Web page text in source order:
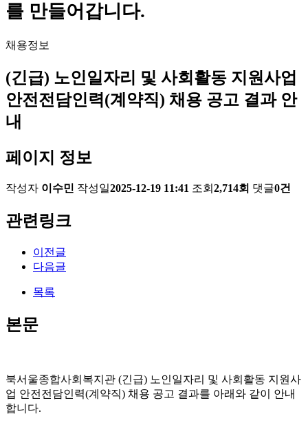
를 만들어갑니다.
채용정보
(긴급) 노인일자리 및 사회활동 지원사업
안전전담인력(계약직) 채용 공고 결과 안
내
페이지 정보
작성자 이수민 작성일2025-12-19 11:41 조회 2,714회 댓글0건
관련링크
이전글
다음글
목록
본문
북서울종합사회복지관 (긴급) 노인일자리 및 사회활동 지원사
업 안전전담인력(계약직) 채용 공고 결과를 아래와 같이 안내
합니다.